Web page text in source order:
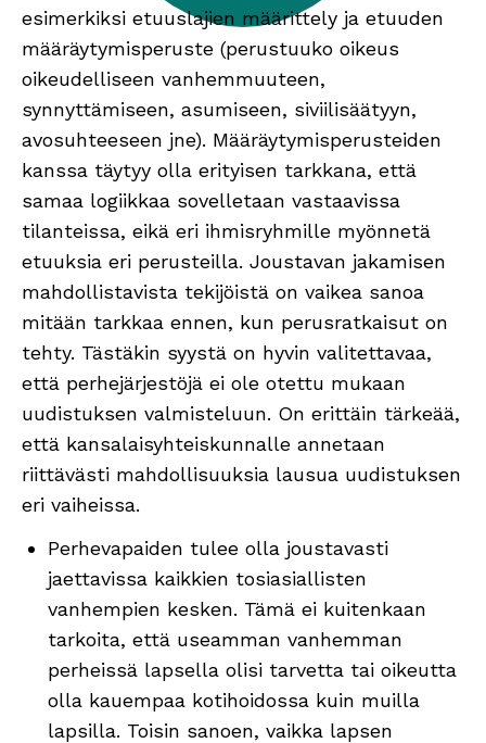
esimerkiksi etuuslajien määrittely ja etuuden
määräytymisperuste (perustuuko oikeus
oikeudelliseen vanhemmuuteen,
synnyttämiseen, asumiseen, siviilisäätyyn,
avosuhteeseen jne). Määräytymisperusteiden
kanssa täytyy olla erityisen tarkkana, että
samaa logiikkaa sovelletaan vastaavissa
tilanteissa, eikä eri ihmisryhmille myönnetä
etuuksia eri perusteilla. Joustavan jakamisen
mahdollistavista tekijöistä on vaikea sanoa
mitään tarkkaa ennen, kun perusratkaisut on
tehty. Tästäkin syystä on hyvin valitettavaa,
että perhejärjestöjä ei ole otettu mukaan
uudistuksen valmisteluun. On erittäin tärkeää,
että kansalaisyhteiskunnalle annetaan
riittävästi mahdollisuuksia lausua uudistuksen
eri vaiheissa.
Perhevapaiden tulee olla joustavasti
jaettavissa kaikkien tosiasiallisten
vanhempien kesken. Tämä ei kuitenkaan
tarkoita, että useamman vanhemman
perheissä lapsella olisi tarvetta tai oikeutta
olla kauempaa kotihoidossa kuin muilla
lapsilla. Toisin sanoen, vaikka lapsen